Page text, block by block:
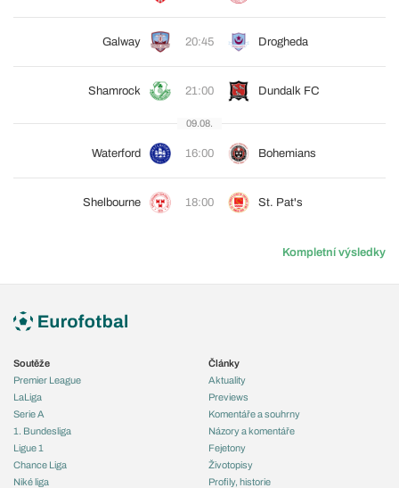
Galway 20:45 Drogheda
Shamrock 21:00 Dundalk FC
09.08.
Waterford 16:00 Bohemians
Shelbourne 18:00 St. Pat's
Kompletní výsledky
Soutěže
Premier League
LaLiga
Serie A
1. Bundesliga
Ligue 1
Chance Liga
Niké liga
Články
Aktuality
Previews
Komentáře a souhrny
Názory a komentáře
Fejetony
Životopisy
Profily, historie